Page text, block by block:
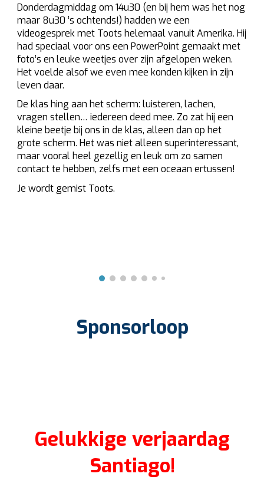
Donderdagmiddag om 14u30 (en bij hem was het nog
maar 8u30 ’s ochtends!) hadden we een
videogesprek met Toots helemaal vanuit Amerika. Hij
had speciaal voor ons een PowerPoint gemaakt met
foto’s en leuke weetjes over zijn afgelopen weken.
Het voelde alsof we even mee konden kijken in zijn
leven daar.
De klas hing aan het scherm: luisteren, lachen,
vragen stellen… iedereen deed mee. Zo zat hij een
kleine beetje bij ons in de klas, alleen dan op het
grote scherm. Het was niet alleen superinteressant,
maar vooral heel gezellig en leuk om zo samen
contact te hebben, zelfs met een oceaan ertussen!
Je wordt gemist Toots.
Sponsorloop
Gelukkige verjaardag
Santiago!